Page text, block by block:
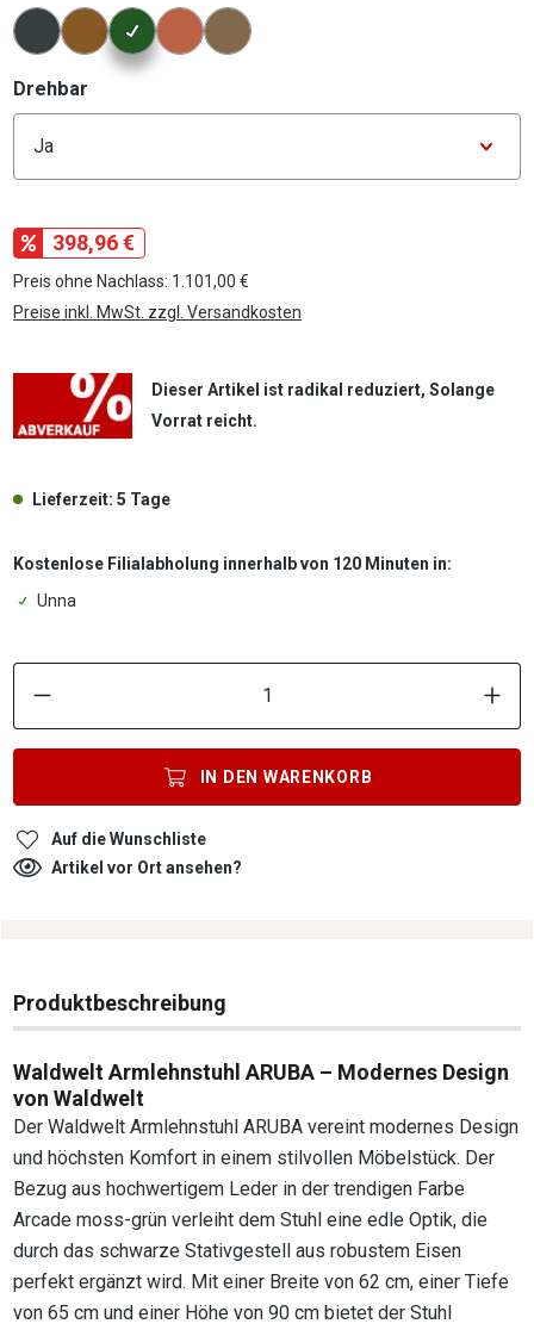
Konfigurator Farbe
Drehbar
398,96 €
Preis ohne Nachlass: 1.101,00 €
Preise inkl. MwSt. zzgl. Versandkosten
Dieser Artikel ist radikal reduziert, Solange
Vorrat reicht.
Lieferzeit: 5 Tage
Kostenlose Filialabholung innerhalb von 120 Minuten in:
Unna
IN DEN WARENKORB
Auf die Wunschliste
Artikel vor Ort ansehen?
Produktbeschreibung
Waldwelt Armlehnstuhl ARUBA – Modernes Design
von Waldwelt
Der Waldwelt Armlehnstuhl ARUBA vereint modernes Design
und höchsten Komfort in einem stilvollen Möbelstück. Der
Bezug aus hochwertigem Leder in der trendigen Farbe
Arcade moss-grün verleiht dem Stuhl eine edle Optik, die
durch das schwarze Stativgestell aus robustem Eisen
perfekt ergänzt wird. Mit einer Breite von 62 cm, einer Tiefe
von 65 cm und einer Höhe von 90 cm bietet der Stuhl